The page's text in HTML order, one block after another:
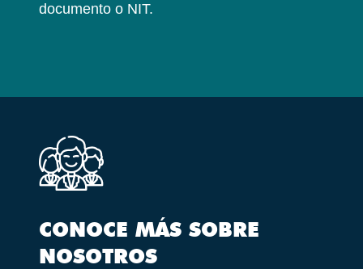
documento o NIT.
CONOCE MÁS SOBRE
NOSOTROS